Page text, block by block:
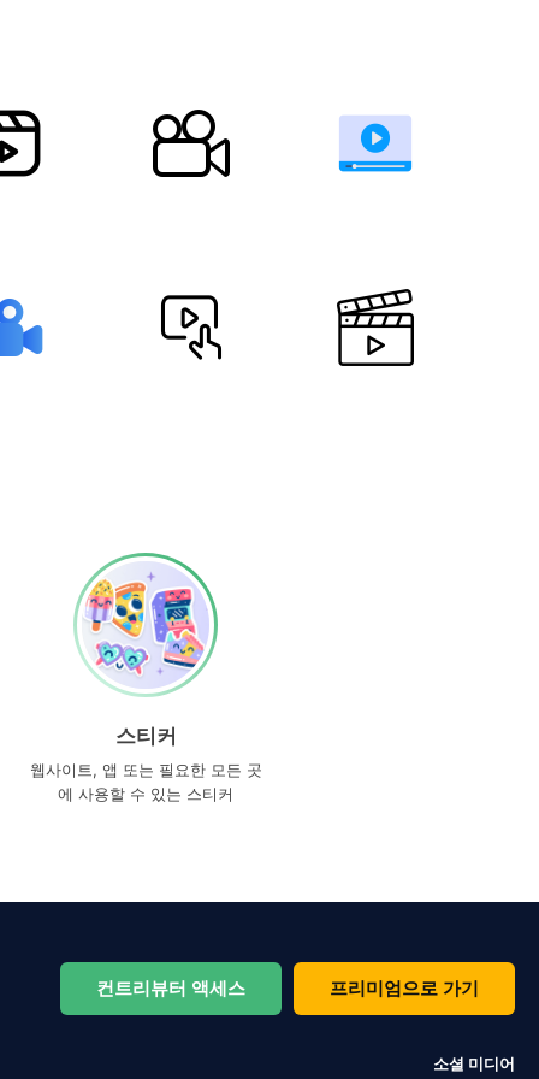
스티커
웹사이트, 앱 또는 필요한 모든 곳
에 사용할 수 있는 스티커
컨트리뷰터 액세스 프리미엄으로 가기
소셜 미디어